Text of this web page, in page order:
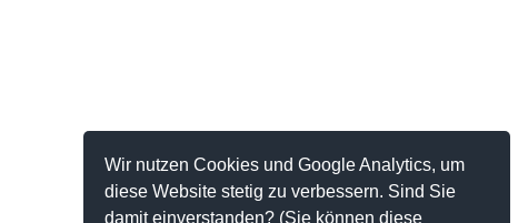
Wir nutzen Cookies und Google Analytics, um
diese Website stetig zu verbessern. Sind Sie
damit einverstanden? (Sie können diese